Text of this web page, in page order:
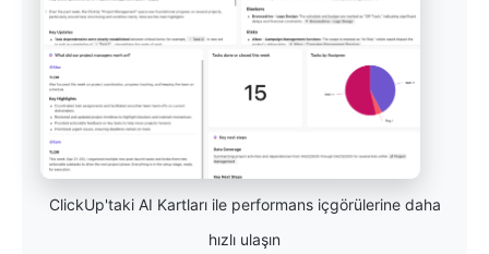
ClickUp'taki AI Kartları ile performans içgörülerine daha
hızlı ulaşın